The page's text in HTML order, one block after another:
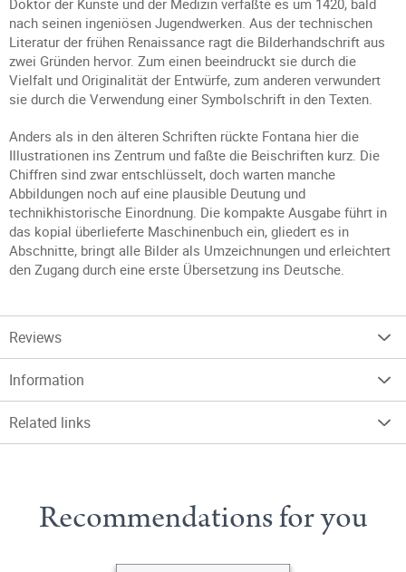
Doktor der Künste und der Medizin verfaßte es um 1420, bald
nach seinen ingeniösen Jugendwerken. Aus der technischen
Literatur der frühen Renaissance ragt die Bilderhandschrift aus
zwei Gründen hervor. Zum einen beeindruckt sie durch die
Vielfalt und Originalität der Entwürfe, zum anderen verwundert
sie durch die Verwendung einer Symbolschrift in den Texten.
Anders als in den älteren Schriften rückte Fontana hier die
Illustrationen ins Zentrum und faßte die Beischriften kurz. Die
Chiffren sind zwar entschlüsselt, doch warten manche
Abbildungen noch auf eine plausible Deutung und
technikhistorische Einordnung. Die kompakte Ausgabe führt in
das kopial überlieferte Maschinenbuch ein, gliedert es in
Abschnitte, bringt alle Bilder als Umzeichnungen und erleichtert
den Zugang durch eine erste Übersetzung ins Deutsche.
Reviews
Information
Related links
Recommendations for you